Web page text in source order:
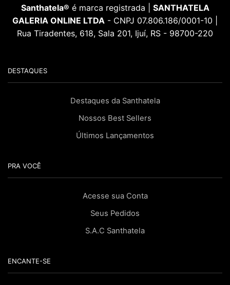
Santhatela® é marca registrada | SANTHATELA
GALERIA ONLINE LTDA - CNPJ 07.806.186/0001-10 |
Rua Tiradentes, 618, Sala 201, Ijuí, RS - 98700-220
DESTAQUES
Destaques da Santhatela
Nossos Best Sellers
Últimos Lançamentos
PRA VOCÊ
Acesse sua Conta
Seus Pedidos
S.A.C Santhatela
ENCANTE-SE